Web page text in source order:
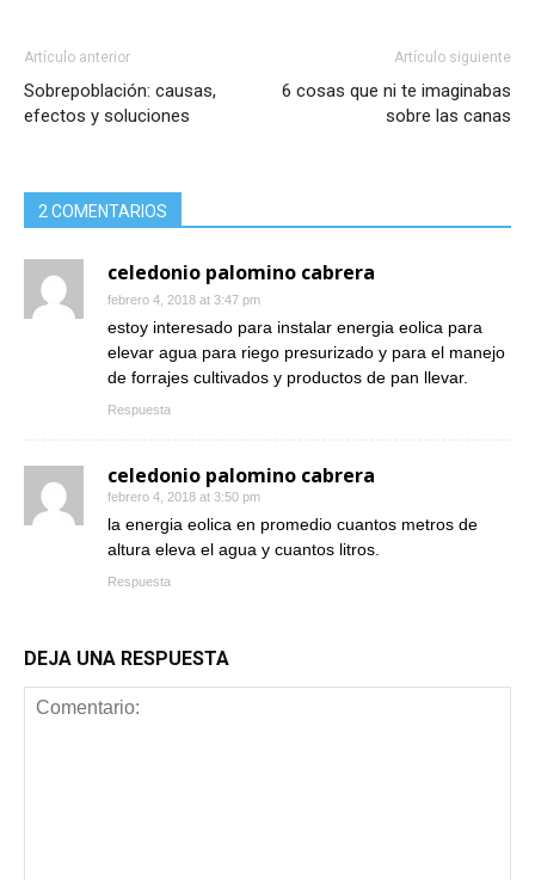
Artículo anterior
Sobrepoblación: causas,
efectos y soluciones
Artículo siguiente
6 cosas que ni te imaginabas
sobre las canas
2 COMENTARIOS
celedonio palomino cabrera
febrero 4, 2018 at 3:47 pm
estoy interesado para instalar energia eolica para
elevar agua para riego presurizado y para el manejo
de forrajes cultivados y productos de pan llevar.
Respuesta
celedonio palomino cabrera
febrero 4, 2018 at 3:50 pm
la energia eolica en promedio cuantos metros de
altura eleva el agua y cuantos litros.
Respuesta
DEJA UNA RESPUESTA